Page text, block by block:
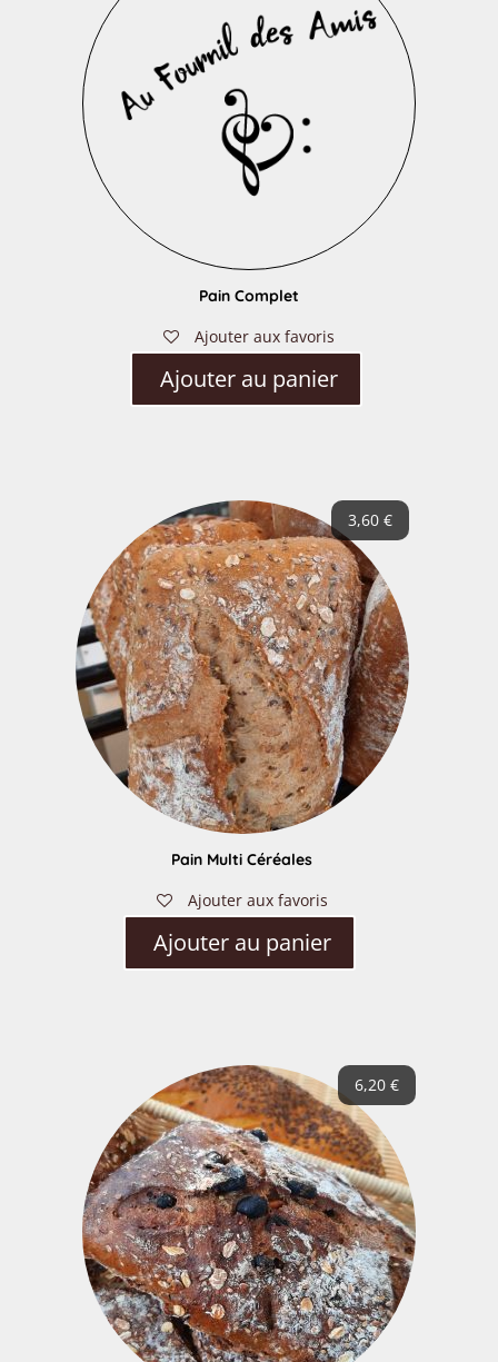
Pain Complet
Ajouter aux favoris
Ajouter au panier
Pain Multi Céréales
3,60 €
Ajouter aux favoris
Ajouter au panier
6,20 €